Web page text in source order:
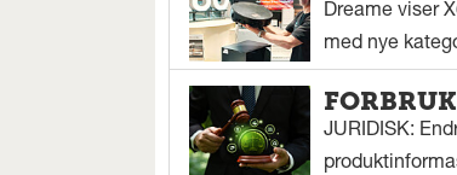
Dreame viser
med nye
JURIDISK: